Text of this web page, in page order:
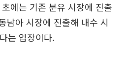
에는 기존 분유 시장에 진출
남아 시장에 진출해 내수 시
는 입장이다.